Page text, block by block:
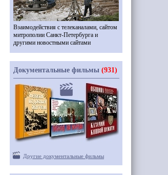
Взаимодействия с телеканалами, сайтом
митрополии Санкт-Петербурга и
другими новостными сайтами
Документальные фильмы (931)
Другие документальные фильмы